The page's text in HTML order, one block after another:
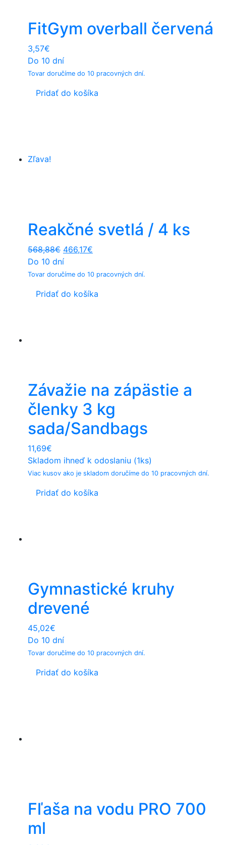
FitGym overball červená
3,57€
Do 10 dní
Tovar doručíme do 10 pracovných dní.
Pridať do košíka
Zľava!
Reakčné svetlá / 4 ks
568,88€ Original
price
was:
466,17€
is:
Do 10 dní
Tovar doručíme do 10 pracovných dní.
Pridať do košíka
Závažie na zápästie a
členky 3 kg
sada/Sandbags
11,69€
Skladom ihneď k odoslaniu (1ks)
Viac kusov ako je skladom doručíme do 10 pracovných dní.
Pridať do košíka
Gymnastické kruhy
drevené
45,02€
Do 10 dní
Tovar doručíme do 10 pracovných dní.
Pridať do košíka
Fľaša na vodu PRO 700
ml